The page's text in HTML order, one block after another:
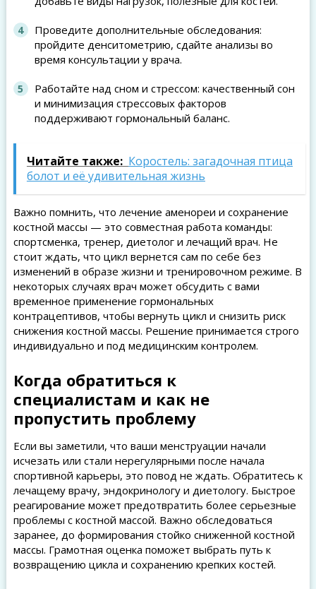
Проведите дополнительные обследования:
пройдите денситометрию, сдайте анализы во
время консультации у врача.
Работайте над сном и стрессом: качественный сон
и минимизация стрессовых факторов
поддерживают гормональный баланс.
Читайте также: Коростель: загадочная птица
болот и её удивительная жизнь
Важно помнить, что лечение аменореи и сохранение
костной массы — это совместная работа команды:
спортсменка, тренер, диетолог и лечащий врач. Не
стоит ждать, что цикл вернется сам по себе без
изменений в образе жизни и тренировочном режиме. В
некоторых случаях врач может обсудить с вами
временное применение гормональных
контрацептивов, чтобы вернуть цикл и снизить риск
снижения костной массы. Решение принимается строго
индивидуально и под медицинским контролем.
Когда обратиться к
специалистам и как не
пропустить проблему
Если вы заметили, что ваши менструации начали
исчезать или стали нерегулярными после начала
спортивной карьеры, это повод не ждать. Обратитесь к
лечащему врачу, эндокринологу и диетологу. Быстрое
реагирование может предотвратить более серьезные
проблемы с костной массой. Важно обследоваться
заранее, до формирования стойко сниженной костной
массы. Грамотная оценка поможет выбрать путь к
возвращению цикла и сохранению крепких костей.